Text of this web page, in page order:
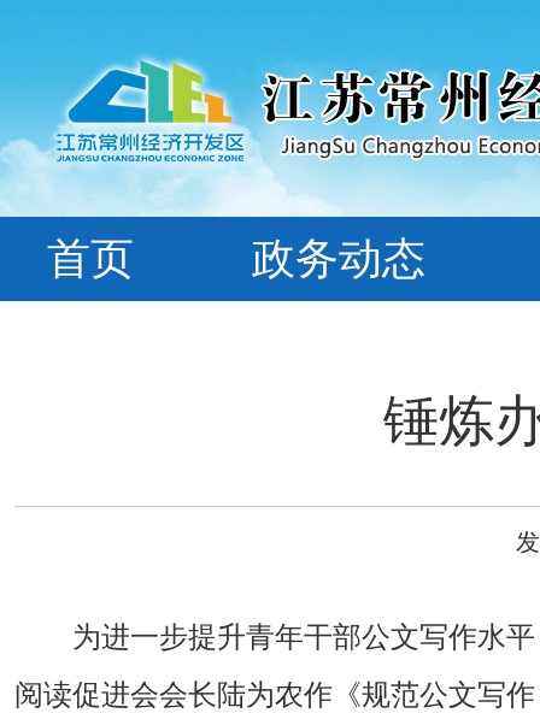
首页 政务动态
锤炼
为进一步提升青年干部公文写作水
阅读促进会会长陆为农作《规范公文写